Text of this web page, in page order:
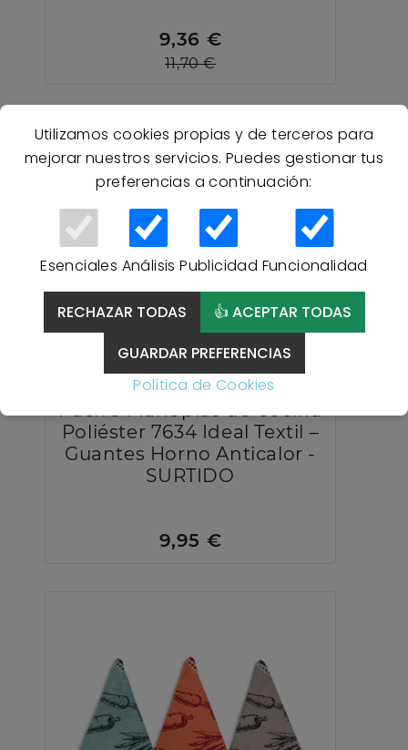
Utilizamos cookies propias y de terceros para
mejorar nuestros servicios. Puedes gestionar tus
preferencias a continuación:
Esenciales Análisis Publicidad Funcionalidad
RECHAZAR TODAS
👍 ACEPTAR TODAS
GUARDAR PREFERENCIAS
Política de Cookies
9,36 €
11,70 €
Pack 5 Manoplas de Cocina
Poliéster 7634 Ideal Textil –
Guantes Horno Anticalor -
SURTIDO
9,95 €